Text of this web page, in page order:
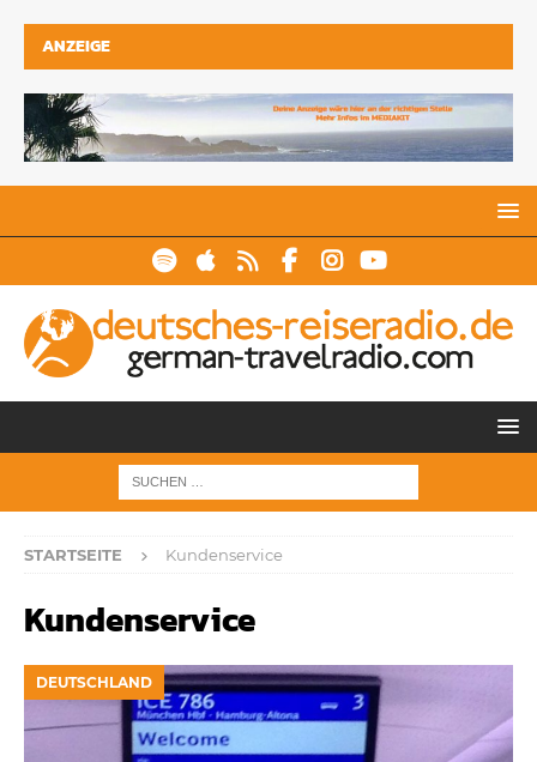
ANZEIGE
STARTSEITE Kundenservice
Kundenservice
DEUTSCHLAND